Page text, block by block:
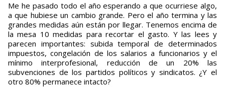
Me he pasado todo el año esperando a que ocurriese algo,
a que hubiese un cambio grande. Pero el año termina y las
grandes medidas aún están por llegar. Tenemos encima de
la mesa 10 medidas para recortar el gasto. Y las lees y
parecen importantes: subida temporal de determinados
impuestos, congelación de los salarios a funcionarios y el
mínimo interprofesional, reducción de un 20% las
subvenciones de los partidos políticos y sindicatos. ¿Y el
otro 80% permanece intacto?